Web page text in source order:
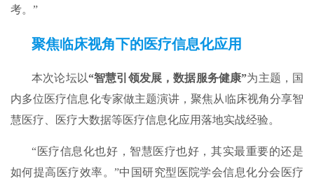
考。”
聚焦临床视角下的医疗信息化应用
本次论坛以“智慧引领发展，数据服务健康”为主题，国
内多位医疗信息化专家做主题演讲，聚焦从临床视角分享智
慧医疗、医疗大数据等医疗信息化应用落地实战经验。
“医疗信息化也好，智慧医疗也好，其实最重要的还是
如何提高医疗效率。”中国研究型医院学会信息化分会医疗